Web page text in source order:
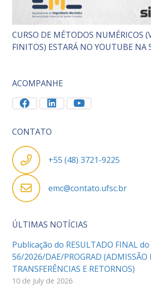
CURSO DE MÉTODOS NUMÉRICOS
FINITOS) ESTARÁ NO YOUTUBE NA
ACOMPANHE
CONTATO
+55 (48) 3721-9225
emc@contato.ufsc.br
ÚLTIMAS NOTÍCIAS
Publicação do RESULTADO FINAL
56/2026/DAE/PROGRAD (ADMISSÃO
TRANSFERÊNCIAS E RETORNOS)
10 de July de 2026